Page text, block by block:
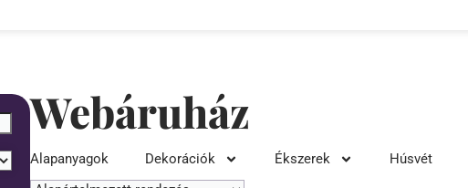
Webáruház
Alapanyagok Dekorációk Ékszerek Húsvét